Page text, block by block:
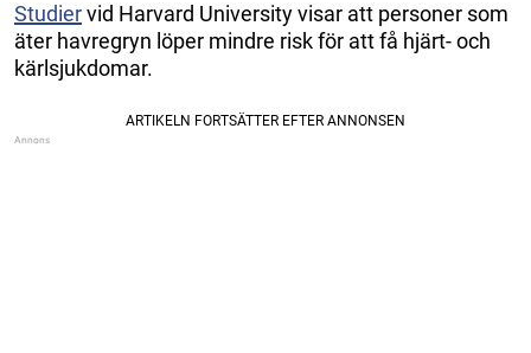
Studiervid Harvard University visar att personer som
äter havregryn löper mindre risk för att få hjärt- och
kärlsjukdomar.